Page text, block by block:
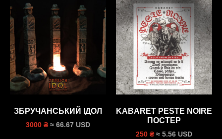
ЗБРУЧАНСЬКИЙ ІДОЛ
3000 ₴ ≈ 66.67 USD
KABARET PESTE NOIRE
ПОСТЕР
250 ₴ ≈ 5.56 USD